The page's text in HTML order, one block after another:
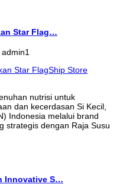
Star Flag…
admin1
nutrisi untuk
dan kecerdasan Si Kecil,
Indonesia melalui brand
strategis dengan Raja Susu
Innovative S…